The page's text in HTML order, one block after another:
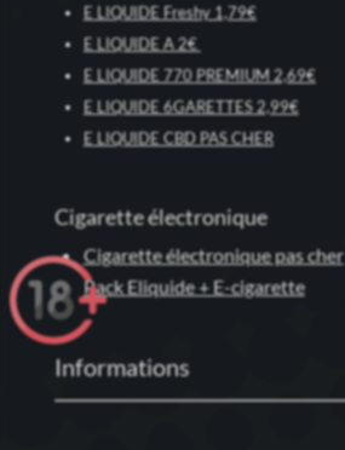
E LIQUIDE Freshy 1,79€
E LIQUIDE A 2€
E LIQUIDE 770 PREMIUM 2,69€
E LIQUIDE 6GARETTES 2,99€
E LIQUIDE CBD PAS CHER
Cigarette électronique
Cigarette électronique pas cher
Pack Eliquide + E-cigarette
Informations